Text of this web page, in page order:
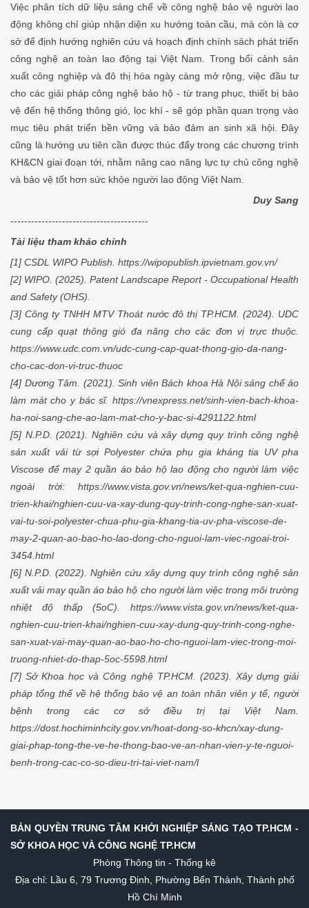
Việc phân tích dữ liệu sáng chế về công nghệ bảo vệ người lao
động không chỉ giúp nhận diện xu hướng toàn cầu, mà còn là cơ
sở để định hướng nghiên cứu và hoạch định chính sách phát triển
công nghệ an toàn lao động tại Việt Nam. Trong bối cảnh sản
xuất công nghiệp và đô thị hóa ngày càng mở rộng, việc đầu tư
cho các giải pháp công nghệ bảo hộ - từ trang phục, thiết bị bảo
vệ đến hệ thống thông gió, lọc khí - sẽ góp phần quan trọng vào
mục tiêu phát triển bền vững và bảo đảm an sinh xã hội. Đây
cũng là hướng ưu tiên cần được thúc đẩy trong các chương trình
KH&CN giai đoạn tới, nhằm nâng cao năng lực tự chủ công nghệ
và bảo vệ tốt hơn sức khỏe người lao động Việt Nam.
Duy Sang
----------------------------------------
Tài liệu tham khảo chính
[1] CSDL WIPO Publish. https://wipopublish.ipvietnam.gov.vn/
[2] WIPO. (2025). Patent Landscape Report - Occupational Health
and Safety (OHS).
[3] Công ty TNHH MTV Thoát nước đô thị TP.HCM. (2024). UDC
cung cấp quạt thông gió đa năng cho các đơn vị trực thuộc.
https://www.udc.com.vn/udc-cung-cap-quat-thong-gio-da-nang-
cho-cac-don-vi-truc-thuoc
[4] Dương Tâm. (2021). Sinh viên Bách khoa Hà Nội sáng chế áo
làm mát cho y bác sĩ. https://vnexpress.net/sinh-vien-bach-khoa-
ha-noi-sang-che-ao-lam-mat-cho-y-bac-si-4291122.html
[5] N.P.D. (2021). Nghiên cứu và xây dựng quy trình công nghệ
sản xuất vải từ sợi Polyester chứa phụ gia kháng tia UV pha
Viscose để may 2 quần áo bảo hộ lao động cho người làm việc
ngoài trời: https://www.vista.gov.vn/news/ket-qua-nghien-cuu-
trien-khai/nghien-cuu-va-xay-dung-quy-trinh-cong-nghe-san-xuat-
vai-tu-soi-polyester-chua-phu-gia-khang-tia-uv-pha-viscose-de-
may-2-quan-ao-bao-ho-lao-dong-cho-nguoi-lam-viec-ngoai-troi-
3454.html
[6] N.P.D. (2022). Nghiên cứu xây dựng quy trình công nghệ sản
xuất vải may quần áo bảo hộ cho người làm việc trong môi trường
nhiệt độ thấp (5oC). https://www.vista.gov.vn/news/ket-qua-
nghien-cuu-trien-khai/nghien-cuu-xay-dung-quy-trinh-cong-nghe-
san-xuat-vai-may-quan-ao-bao-ho-cho-nguoi-lam-viec-trong-moi-
truong-nhiet-do-thap-5oc-5598.html
[7] Sở Khoa học và Công nghệ TP.HCM. (2023). Xây dựng giải
pháp tổng thể về hệ thống bảo vệ an toàn nhân viên y tế, người
bệnh trong các cơ sở điều trị tại Việt Nam.
https://dost.hochiminhcity.gov.vn/hoat-dong-so-khcn/xay-dung-
giai-phap-tong-the-ve-he-thong-bao-ve-an-nhan-vien-y-te-nguoi-
benh-trong-cac-co-so-dieu-tri-tai-viet-nam/l
BẢN QUYỀN TRUNG TÂM KHỞI NGHIỆP SÁNG TẠO TP.HCM -
SỞ KHOA HỌC VÀ CÔNG NGHỆ TP.HCM
Phòng Thông tin - Thống kê
Địa chỉ: Lầu 6, 79 Trương Định, Phường Bến Thành, Thành phố
Hồ Chí Minh